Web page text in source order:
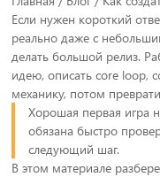
Если нужен короткий
реально даже с
делать большой релиз.
идею, описать core loop,
механику, потом
Хорошая первая игра
обязана быстро
следующий шаг.
В этом материале